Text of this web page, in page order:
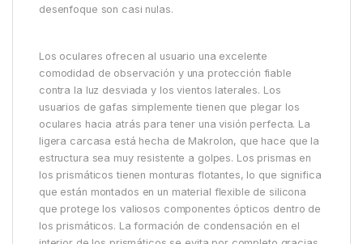
desenfoque son casi nulas.
Los oculares ofrecen al usuario una excelente
comodidad de observación y una protección fiable
contra la luz desviada y los vientos laterales. Los
usuarios de gafas simplemente tienen que plegar los
oculares hacia atrás para tener una visión perfecta. La
ligera carcasa está hecha de Makrolon, que hace que la
estructura sea muy resistente a golpes. Los prismas en
los prismáticos tienen monturas flotantes, lo que significa
que están montados en un material flexible de silicona
que protege los valiosos componentes ópticos dentro de
los prismáticos. La formación de condensación en el